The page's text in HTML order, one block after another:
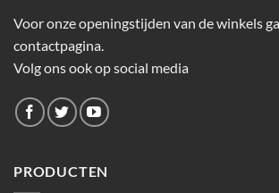
Voor onze openingstijden van de winkels
contactpagina.
Volg ons ook op social media
PRODUCTEN